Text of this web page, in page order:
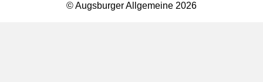
© Augsburger Allgemeine 2026